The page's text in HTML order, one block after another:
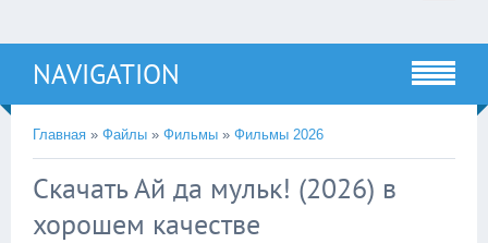
NAVIGATION
Главная » Файлы » Фильмы » Фильмы 2026
Скачать Ай да мульк! (2026) в
хорошем качестве